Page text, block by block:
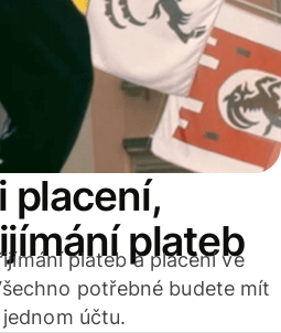
placení,
plateb
plateb a placení ve
potřebné budete mít
účtu.